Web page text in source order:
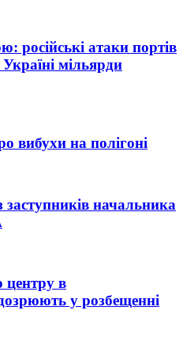
російські атаки портів
мільярди
вибухи на полігоні
начальника
центру в
у розбещенні